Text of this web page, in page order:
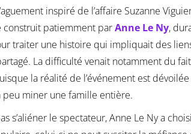
inspiré de l’affaire Suzanne
construit patiemment parAnne Le Ny,
traiter une histoire qui impliquait des
La difficulté venait notamment du
la réalité de l’événement est
peu miner une famille entière.
s’aliéner le spectateur, Anne Le Ny a